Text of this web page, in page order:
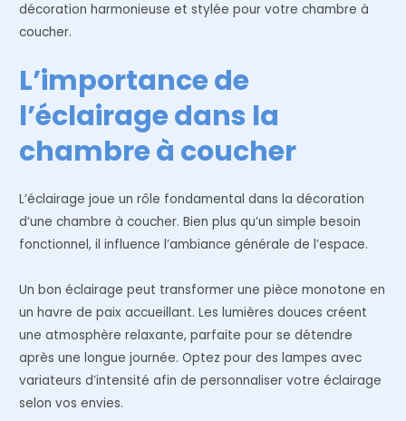
décoration harmonieuse et stylée pour votre chambre à
coucher.
L’importance de
l’éclairage dans la
chambre à coucher
L’éclairage joue un rôle fondamental dans la décoration
d’une chambre à coucher. Bien plus qu’un simple besoin
fonctionnel, il influence l’ambiance générale de l’espace.
Un bon éclairage peut transformer une pièce monotone en
un havre de paix accueillant. Les lumières douces créent
une atmosphère relaxante, parfaite pour se détendre
après une longue journée. Optez pour des lampes avec
variateurs d’intensité afin de personnaliser votre éclairage
selon vos envies.